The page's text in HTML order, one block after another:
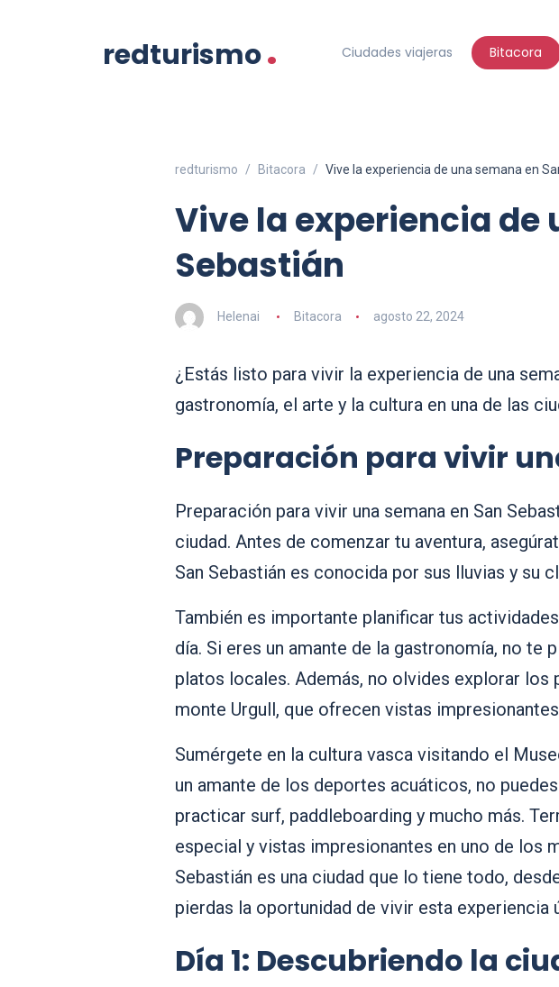
redturismo. Ciudades viajeras Bitacora
redturismo Bitacora Vive la experiencia de una semana en
Vive la experiencia de
Sebastián
Helenai Bitacora agosto 22, 2024
¿Estás listo para vivir la experiencia de una
gastronomía, el arte y la cultura en una de las
Preparación para vivir
Preparación para vivir una semana en San
ciudad. Antes de comenzar tu aventura,
San Sebastián es conocida por sus lluvias y su
También es importante planificar tus
día. Si eres un amante de la gastronomía, no
platos locales. Además, no olvides explorar los
monte Urgull, que ofrecen vistas
Sumérgete en la cultura vasca visitando el
un amante de los deportes acuáticos, no
practicar surf, paddleboarding y mucho más.
especial y vistas impresionantes en uno de los
Sebastián es una ciudad que lo tiene todo,
pierdas la oportunidad de vivir esta experiencia
Día 1: Descubriendo la